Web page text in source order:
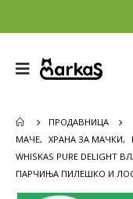
ПРОДАВНИЦА
МАЧЕ, ХРАНА ЗА МАЧКИ,
WHISKAS PURE
ПАРЧИЊА ПИЛЕШКО И